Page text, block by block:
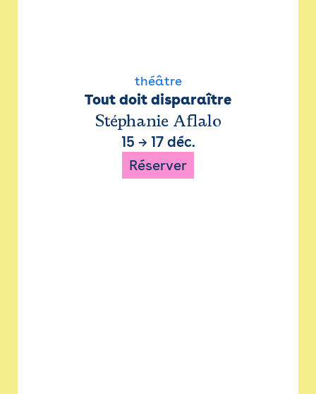
théâtre
Tout doit disparaître
Stéphanie Aflalo
15 → 17 déc.
Réserver